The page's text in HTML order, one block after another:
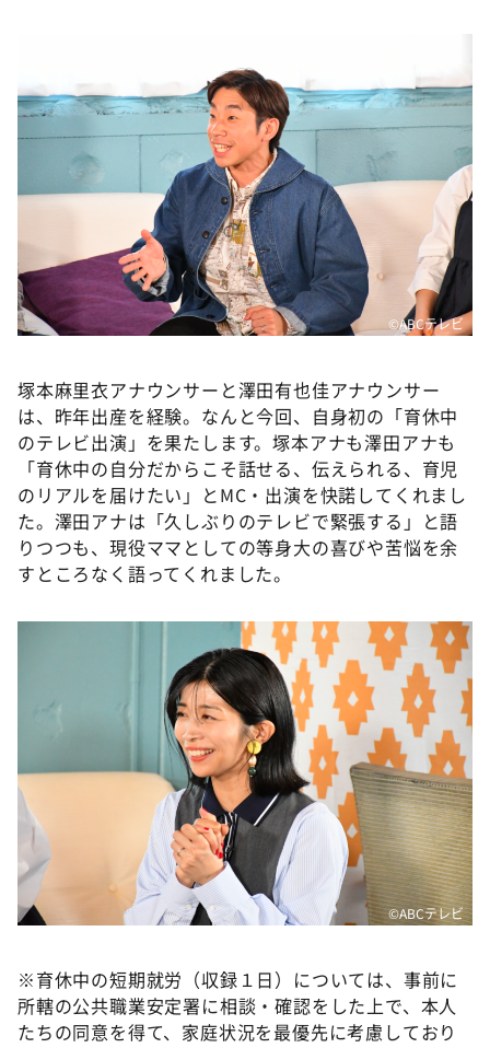
©ABCテレビ
塚本麻里衣アナウンサーと澤田有也佳アナウンサー
は、昨年出産を経験。なんと今回、自身初の「育休中
のテレビ出演」を果たします。塚本アナも澤田アナも
「育休中の自分だからこそ話せる、伝えられる、育児
のリアルを届けたい」とMC・出演を快諾してくれまし
た。澤田アナは「久しぶりのテレビで緊張する」と語
りつつも、現役ママとしての等身大の喜びや苦悩を余
すところなく語ってくれました。
©ABCテレビ
※育休中の短期就労（収録１日）については、事前に
所轄の公共職業安定署に相談・確認をした上で、本人
たちの同意を得て、家庭状況を最優先に考慮しており